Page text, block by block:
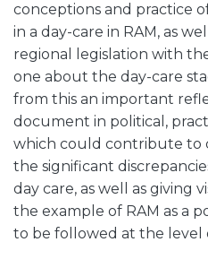
conceptions and practice
in a day-care in RAM, as
regional legislation with
one about the day-care
from this an important
document in political,
which could contribute to
the significant
day care, as well as giving
the example of RAM as a
to be followed at the level